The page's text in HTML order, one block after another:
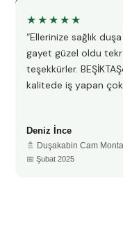
★★★★★
“Ellerinize sağlık
gayet güzel oldu
teşekkürler.
kalitede iş yapan
Deniz İnce
🚿 Duşakabin Cam
📅 Şubat 2025